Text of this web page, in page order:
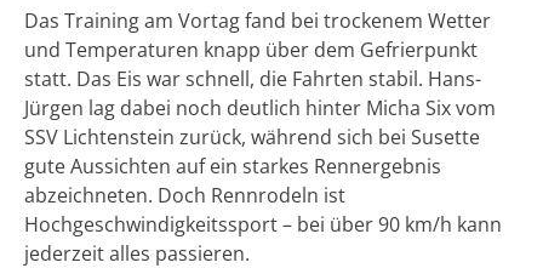
Das Training am Vortag fand bei trockenem Wetter
und Temperaturen knapp über dem Gefrierpunkt
statt. Das Eis war schnell, die Fahrten stabil. Hans-
Jürgen lag dabei noch deutlich hinter Micha Six vom
SSV Lichtenstein zurück, während sich bei Susette
gute Aussichten auf ein starkes Rennergebnis
abzeichneten. Doch Rennrodeln ist
Hochgeschwindigkeitssport – bei über 90 km/h kann
jederzeit alles passieren.